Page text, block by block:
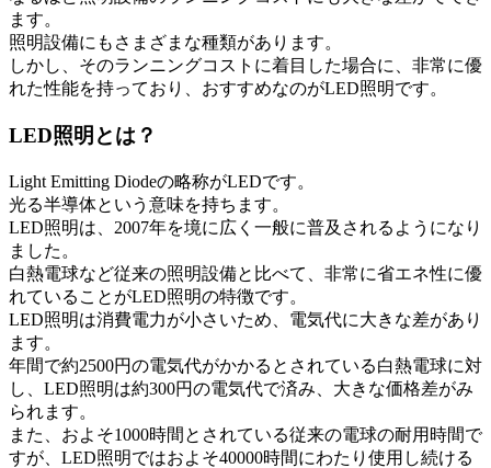
ます。
照明設備にもさまざまな種類があります。
しかし、そのランニングコストに着目した場合に、非常に優
れた性能を持っており、おすすめなのがLED照明です。
LED照明とは？
Light Emitting Diodeの略称がLEDです。
光る半導体という意味を持ちます。
LED照明は、2007年を境に広く一般に普及されるようになり
ました。
白熱電球など従来の照明設備と比べて、非常に省エネ性に優
れていることがLED照明の特徴です。
LED照明は消費電力が小さいため、電気代に大きな差があり
ます。
年間で約2500円の電気代がかかるとされている白熱電球に対
し、LED照明は約300円の電気代で済み、大きな価格差がみ
られます。
また、およそ1000時間とされている従来の電球の耐用時間で
すが、LED照明ではおよそ40000時間にわたり使用し続ける